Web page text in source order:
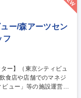
ープ会社向け安全講習
2在宅可
ー/森アーツセン
フ
ュー」等の施設運営デ
ション管理、サービス